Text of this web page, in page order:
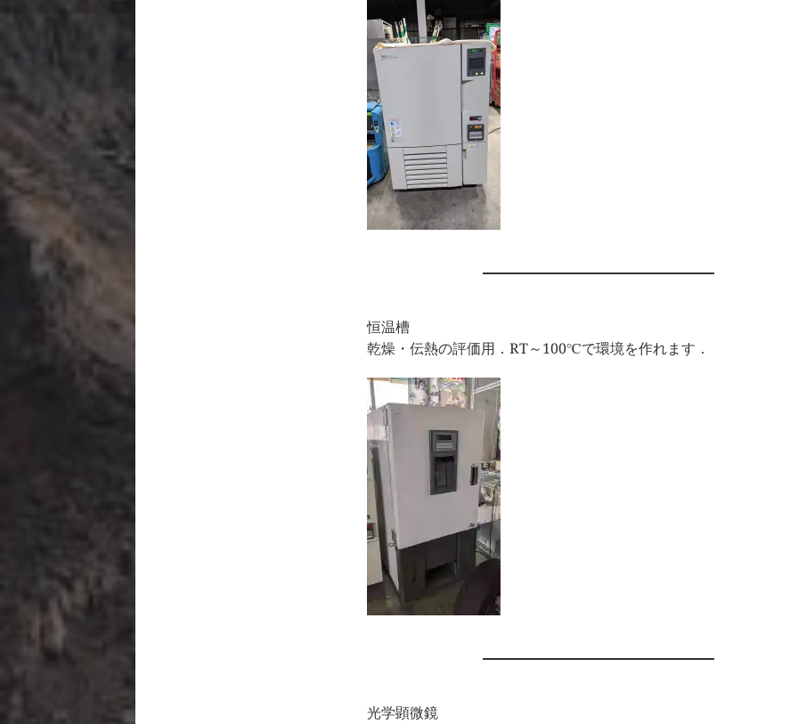
恒温槽
乾燥・伝熱の評価用．RT～100℃で環境を作れます．
光学顕微鏡